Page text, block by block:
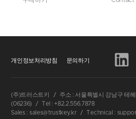
개인정보처리방침 문의하기
(주)트러스트키 /
주소 : 서울특별시 강남구 테
(06236)
/
Tel : +82.2.556.7878
Sales : sales@trustkey.kr
/ Technical :